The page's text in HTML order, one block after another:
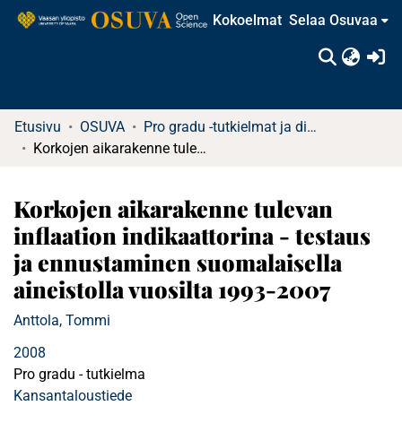
Kokoelmat Selaa Osuvaa
Etusivu OSUVA
Pro gradu -tutkielmat ja diplomityöt (rajattu saatavuus)
Korkojen aikarakenne tulevan inflaation indikaattorina - testaus ja ennustaminen suomalaisella aineistolla vuosilta 1993-2007
Korkojen aikarakenne tulevan
inflaation indikaattorina - testaus
ja ennustaminen suomalaisella
aineistolla vuosilta 1993-2007
Anttola, Tommi
2008
Pro gradu - tutkielma
Kansantaloustiede